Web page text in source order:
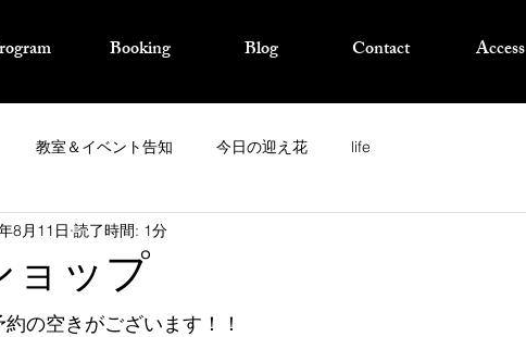
Booking Blog Contact Access
教室＆イベント告知 今日の迎え花 life
ョップ
8月11日 読了時間: 1分
の空きがございます！！